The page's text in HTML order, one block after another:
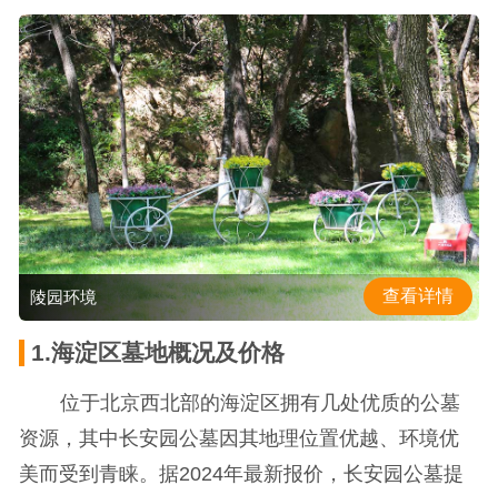
陵园环境 查看详情
1.海淀区墓地概况及价格
位于北京西北部的海淀区拥有几处优质的公墓
资源，其中长安园公墓因其地理位置优越、环境优
美而受到青睐。据2024年最新报价，长安园公墓提